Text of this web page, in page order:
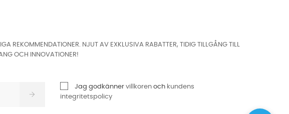
REKOMMENDATIONER. NJUT AV EXKLUSIVA RABATTER, TIDIG TILLGÅNG TILL
OCH INNOVATIONER!
Jag godkänner villkorenoch kundens
integritetspolicy